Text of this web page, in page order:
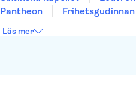
Pantheon
Frihetsgudinnan
Burj Khalifa
Läs mer